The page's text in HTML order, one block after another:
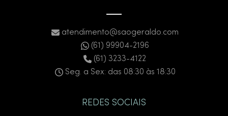
atendimento@saogeraldo.com
(61) 99904-2196
(61) 3233-4122
Seg. a Sex: das 08:30 às 18:30
REDES SOCIAIS